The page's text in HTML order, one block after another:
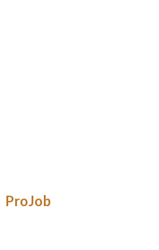
ProJob